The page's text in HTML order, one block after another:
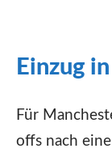
Einzug
Für
offs nach